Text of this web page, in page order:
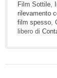
Film Sottile,
rilevamento
film spesso,
libero di